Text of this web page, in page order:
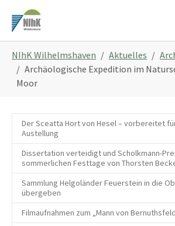
Hauptinhalt
springen
sind
hier:
NIhK Wilhelmshaven Aktuelles
Archäologische Expedition im
Moor
Der Sceatta Hort von Hesel – vorbereitet
Austellung
Dissertation verteidigt und Scholkmann-
sommerlichen Festtage von Thorsten
Sammlung Helgoländer Feuerstein in die
übergeben
Filmaufnahmen zum „Mann von